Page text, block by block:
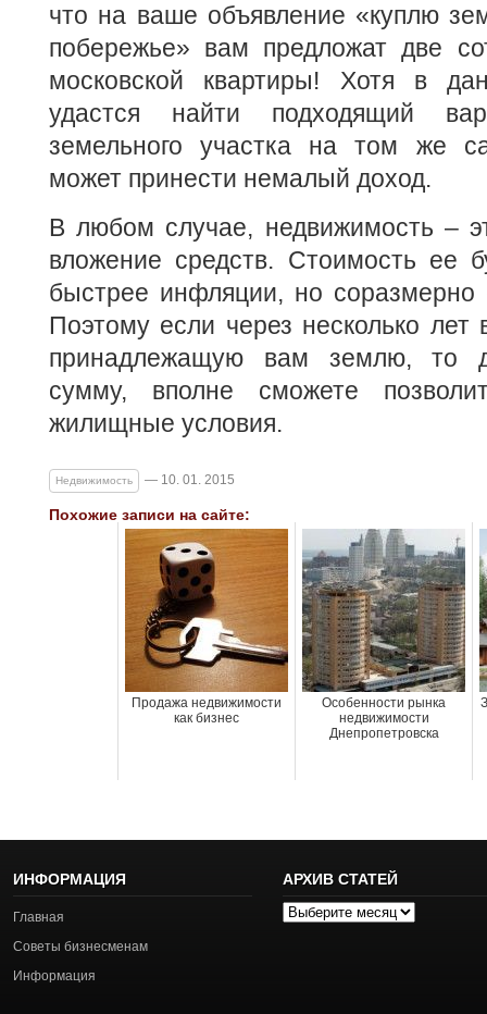
что на ваше объявление «куплю
побережье» вам предложат две
московской квартиры! Хотя в
удастся найти подходящий
земельного участка на том же
может принести немалый доход.
В любом случае, недвижимость –
вложение средств. Стоимость ее
быстрее инфляции, но соразмерно
Поэтому если через несколько
принадлежащую вам землю, то
сумму, вполне сможете
жилищные условия.
Недвижимость — 10. 01. 2015
Похожие записи на сайте:
Продажа недвижимости
как бизнес
Особенности рынка
недвижимости
Днепропетровска
ИНФОРМАЦИЯ
Главная
Советы бизнесменам
Информация
АРХИВ СТАТЕЙ
Архив